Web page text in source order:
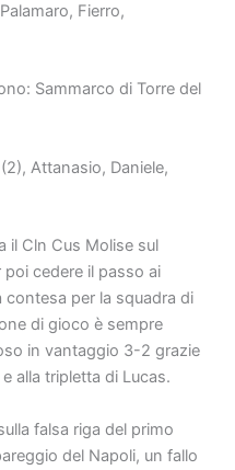
Fierro,
Sammarco di Torre del
Attanasio, Daniele,
il Cln Cus Molise sul
cedere il passo ai
contesa per la squadra di
di gioco è sempre
in vantaggio 3-2 grazie
alla tripletta di Lucas.
falsa riga del primo
del Napoli, un fallo